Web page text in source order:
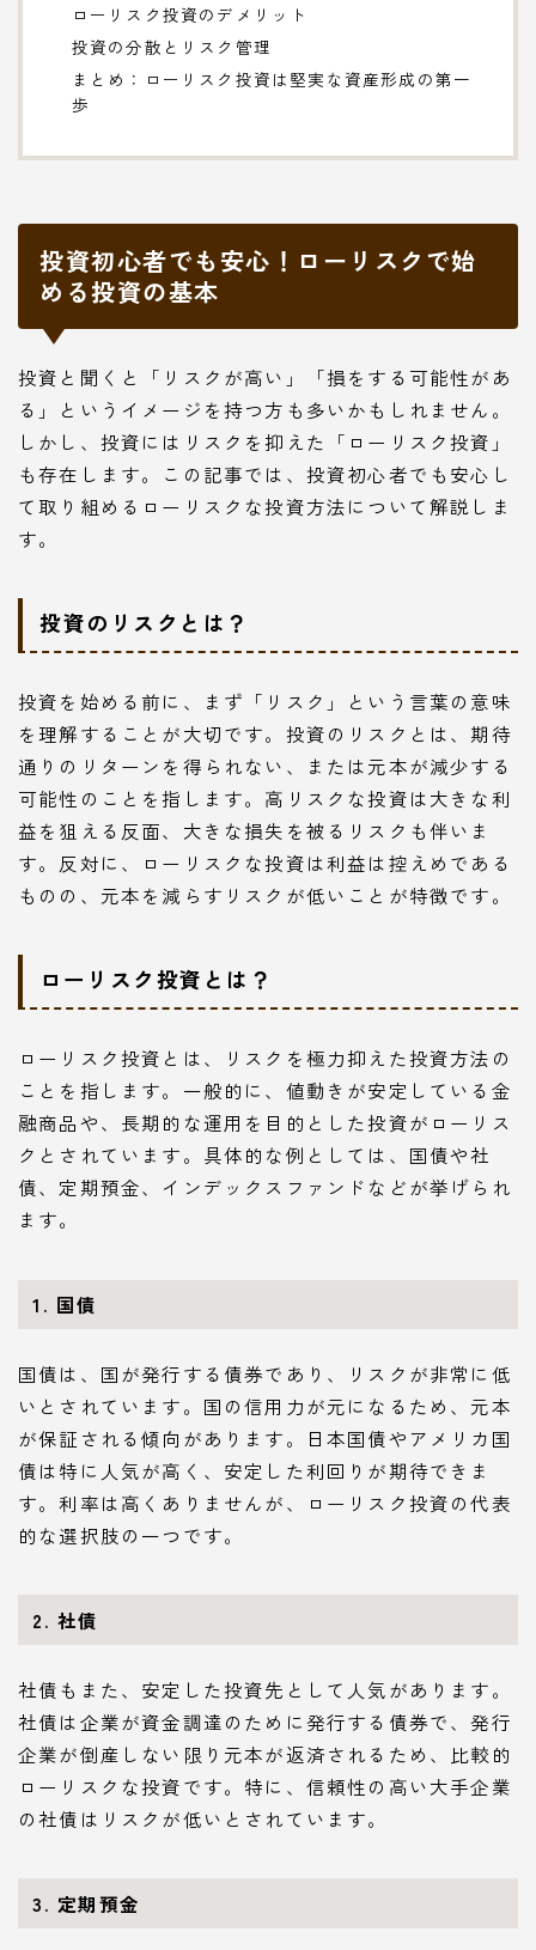
ローリスク投資のデメリット
投資の分散とリスク管理
まとめ：ローリスク投資は堅実な資産形成の第一
歩
投資初心者でも安心！ローリスクで始
める投資の基本
投資と聞くと「リスクが高い」「損をする可能性があ
る」というイメージを持つ方も多いかもしれません。
しかし、投資にはリスクを抑えた「ローリスク投資」
も存在します。この記事では、投資初心者でも安心し
て取り組めるローリスクな投資方法について解説しま
す。
投資のリスクとは？
投資を始める前に、まず「リスク」という言葉の意味
を理解することが大切です。投資のリスクとは、期待
通りのリターンを得られない、または元本が減少する
可能性のことを指します。高リスクな投資は大きな利
益を狙える反面、大きな損失を被るリスクも伴いま
す。反対に、ローリスクな投資は利益は控えめである
ものの、元本を減らすリスクが低いことが特徴です。
ローリスク投資とは？
ローリスク投資とは、リスクを極力抑えた投資方法の
ことを指します。一般的に、値動きが安定している金
融商品や、長期的な運用を目的とした投資がローリス
クとされています。具体的な例としては、国債や社
債、定期預金、インデックスファンドなどが挙げられ
ます。
1. 国債
国債は、国が発行する債券であり、リスクが非常に低
いとされています。国の信用力が元になるため、元本
が保証される傾向があります。日本国債やアメリカ国
債は特に人気が高く、安定した利回りが期待できま
す。利率は高くありませんが、ローリスク投資の代表
的な選択肢の一つです。
2. 社債
社債もまた、安定した投資先として人気があります。
社債は企業が資金調達のために発行する債券で、発行
企業が倒産しない限り元本が返済されるため、比較的
ローリスクな投資です。特に、信頼性の高い大手企業
の社債はリスクが低いとされています。
3. 定期預金